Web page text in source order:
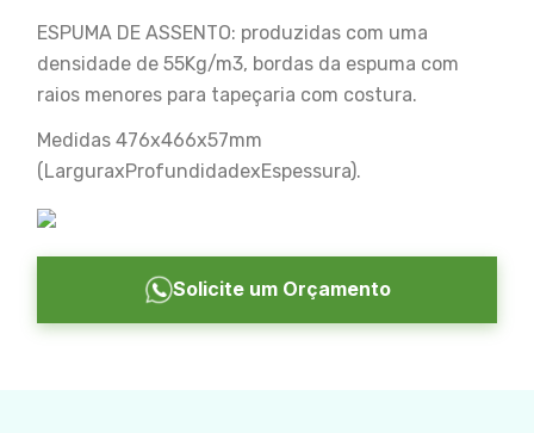
ESPUMA DE ASSENTO: produzidas com uma
densidade de 55Kg/m3, bordas da espuma com
raios menores para tapeçaria com costura.
Medidas 476x466x57mm
(LarguraxProfundidadexEspessura).
Solicite um Orçamento